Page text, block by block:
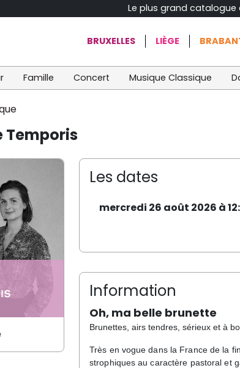
Le plus grand
BRUXELLES LIÈGE
Famille Concert Musique Classique
Temporis
Les dates
mercredi 26 août 2026 à
Information
Oh, ma belle brunette
Brunettes, airs tendres, sérieux et à
Très en vogue dans la France de la
strophiques au caractère pastoral et